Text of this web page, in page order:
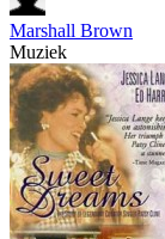
Marshall Brown
Muziek